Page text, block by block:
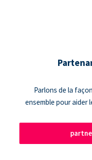
Parlons de la
ensemble pour aider